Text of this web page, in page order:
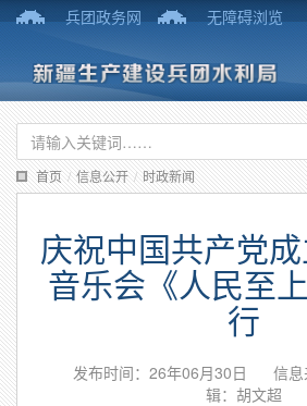
兵团政务网 无障碍浏览
首页 / 信息公开 / 时政新闻
庆祝中国共产党
音乐会《人民至
行
发布时间：26年06月30日 信
辑：胡文超